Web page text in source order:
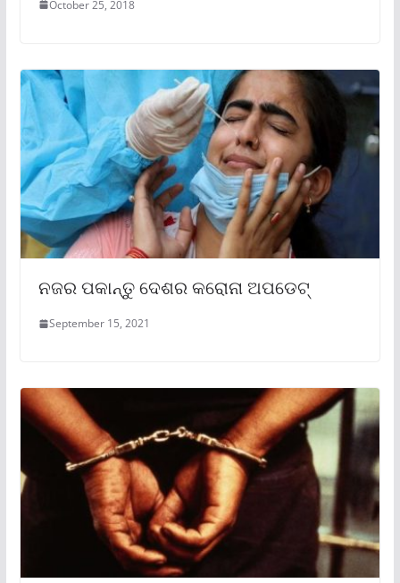
October 25, 2018
ନଜର ପକାନ୍ତୁ ଦେଶର କରୋନା ଅପଡେଟ୍
September 15, 2021